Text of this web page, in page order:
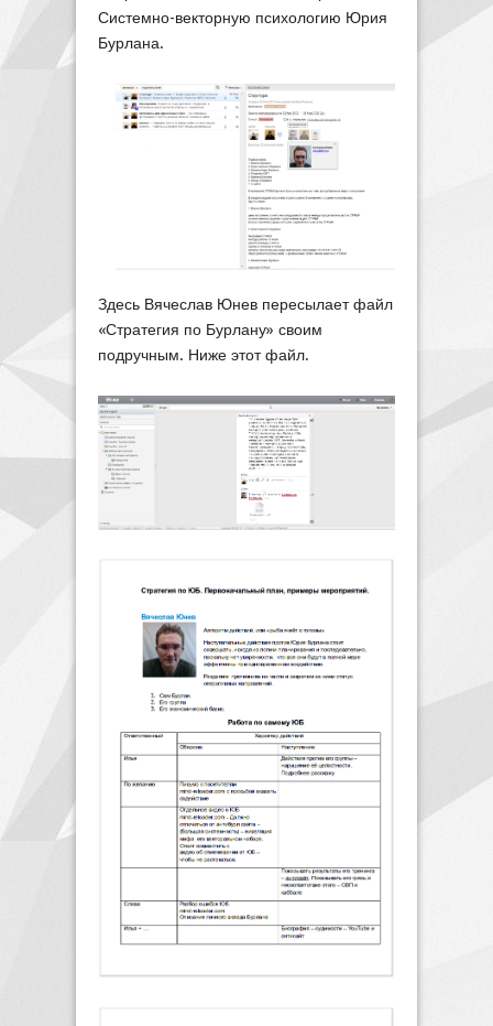
Системно-векторную психологию Юрия
Бурлана.
Здесь Вячеслав Юнев пересылает файл
«Стратегия по Бурлану» своим
подручным. Ниже этот файл.